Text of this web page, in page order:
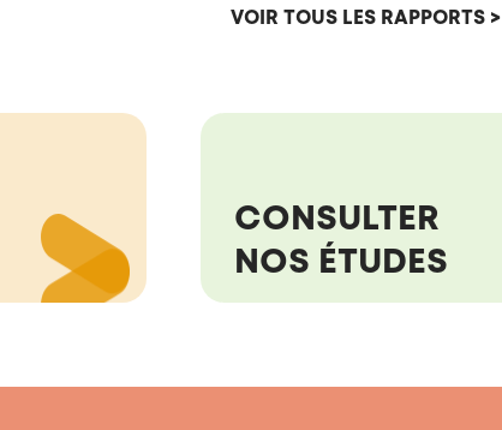
VOIR TOUS LES RAPPORTS >
CONSULTER
NOS ÉTUDES